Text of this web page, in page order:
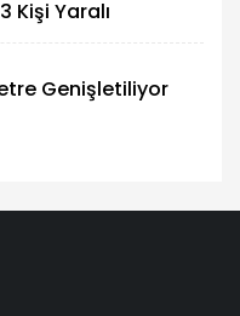
Kişi Yaralı
Genişletiliyor